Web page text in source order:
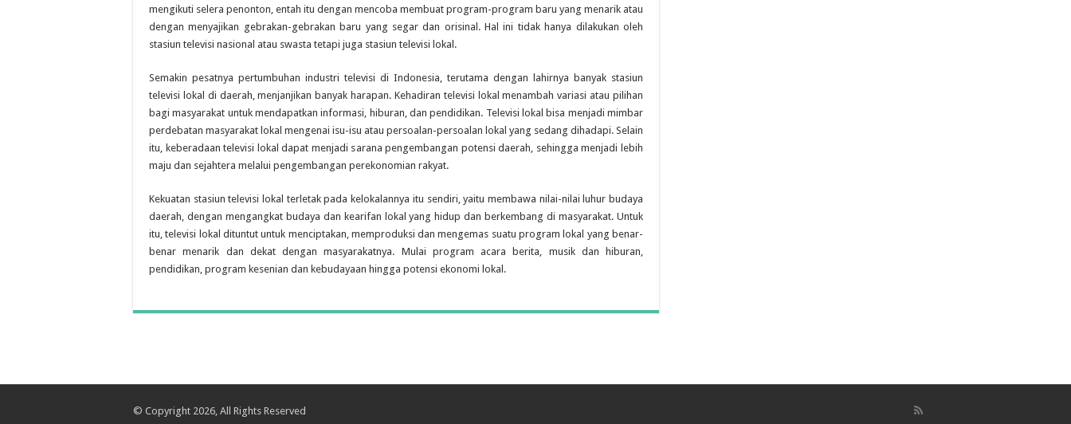
mengikuti selera penonton, entah itu dengan mencoba membuat program-program baru yang menarik atau
dengan menyajikan gebrakan-gebrakan baru yang segar dan orisinal. Hal ini tidak hanya dilakukan oleh
stasiun televisi nasional atau swasta tetapi juga stasiun televisi lokal.
Semakin pesatnya pertumbuhan industri televisi di Indonesia, terutama dengan lahirnya banyak stasiun
televisi lokal di daerah, menjanjikan banyak harapan. Kehadiran televisi lokal menambah variasi atau pilihan
bagi masyarakat untuk mendapatkan informasi, hiburan, dan pendidikan. Televisi lokal bisa menjadi mimbar
perdebatan masyarakat lokal mengenai isu-isu atau persoalan-persoalan lokal yang sedang dihadapi. Selain
itu, keberadaan televisi lokal dapat menjadi sarana pengembangan potensi daerah, sehingga menjadi lebih
maju dan sejahtera melalui pengembangan perekonomian rakyat.
Kekuatan stasiun televisi lokal terletak pada kelokalannya itu sendiri, yaitu membawa nilai-nilai luhur budaya
daerah, dengan mengangkat budaya dan kearifan lokal yang hidup dan berkembang di masyarakat. Untuk
itu, televisi lokal dituntut untuk menciptakan, memproduksi dan mengemas suatu program lokal yang benar-
benar menarik dan dekat dengan masyarakatnya. Mulai program acara berita, musik dan hiburan,
pendidikan, program kesenian dan kebudayaan hingga potensi ekonomi lokal.
© Copyright 2026, All Rights Reserved